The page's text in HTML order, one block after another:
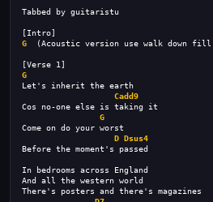
Tabbed by guitaristu
[Intro]
G (Acoustic version use walk down fill
[Verse 1]
G
Let's inherit the earth
Cadd9
Cos no-one else is taking it
G
Come on do your worst
D Dsus4
Before the moment's passed
In bedrooms across England
And all the western world
There's posters and there's magazines